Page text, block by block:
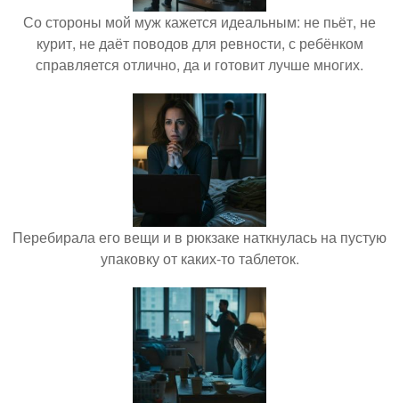
Со стороны мой муж кажется идеальным: не пьёт, не
курит, не даёт поводов для ревности, с ребёнком
справляется отлично, да и готовит лучше многих.
Перебирала его вещи и в рюкзаке наткнулась на пустую
упаковку от каких-то таблеток.